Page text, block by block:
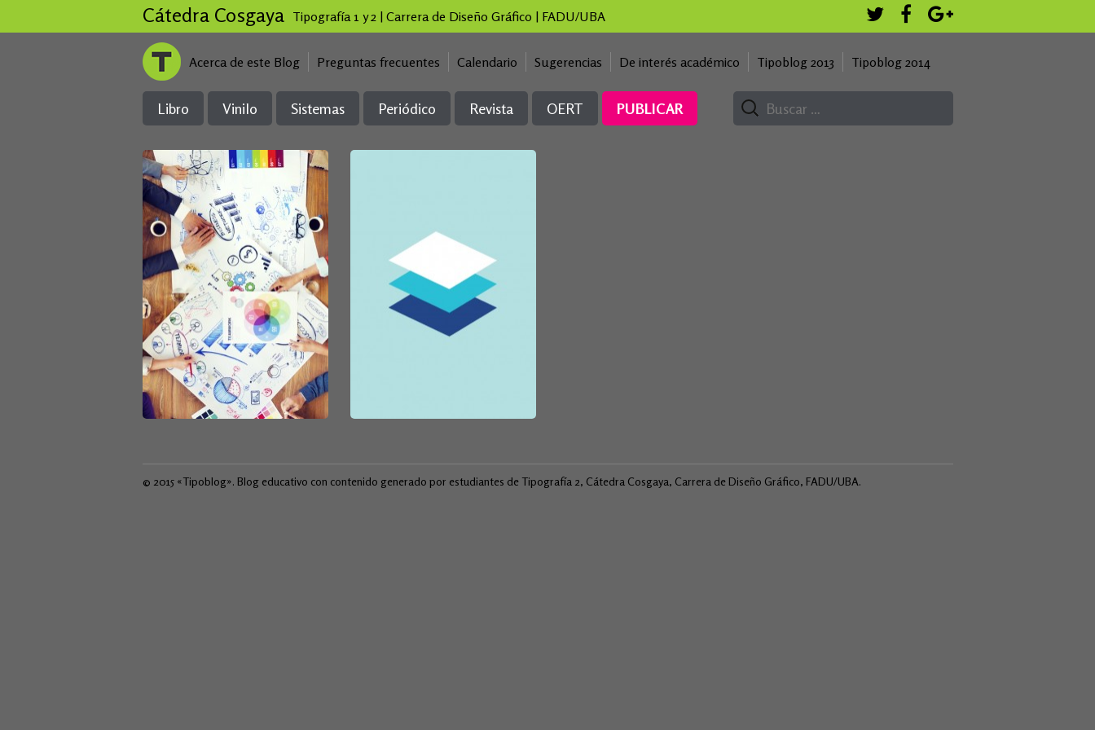
Cátedra Cosgaya Tipografía 1 y 2 | Carrera de Diseño Gráfico | FADU/UBA
Acerca de este Blog Preguntas frecuentes Calendario Sugerencias De interés académico Tipoblog 2013 Tipoblog 2014
Libro Vinilo Sistemas Periódico Revista OERT PUBLICAR
© 2015 «Tipoblog». Blog educativo con contenido generado por estudiantes de Tipografía 2, Cátedra Cosgaya, Carrera de Diseño Gráfico, FADU/UBA.